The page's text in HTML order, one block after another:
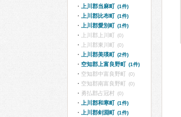
上川郡当麻町 (1件)
上川郡比布町 (1件)
上川郡愛別町 (1件)
上川郡上川町 (0)
上川郡東川町 (0)
上川郡美瑛町 (2件)
空知郡上富良野町 (1件)
空知郡中富良野町 (0)
空知郡南富良野町 (0)
勇払郡占冠村 (0)
上川郡和寒町 (1件)
上川郡剣淵町 (1件)